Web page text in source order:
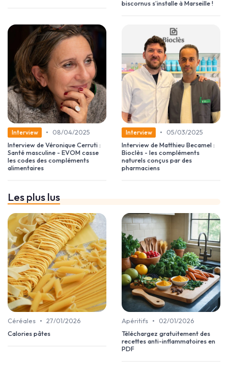
biscornus s’installe à Marseille !
Interview •
08/04/2025
Interview de Véronique Cerruti :
Santé masculine - EVOM casse
les codes des compléments
alimentaires
Interview •
05/03/2025
Interview de Matthieu Becamel :
Bioclès - les compléments
naturels conçus par des
pharmaciens
Les plus lus
Céréales • 27/01/2026
Calories pâtes
Apéritifs •
02/01/2026
Téléchargez gratuitement des
recettes anti-inflammatoires en
PDF